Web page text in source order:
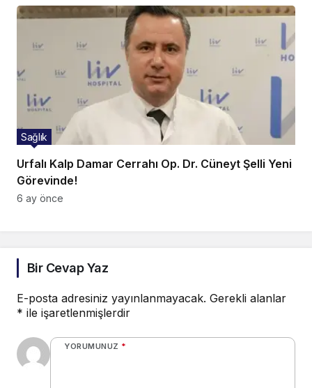
Urfalı Kalp Damar Cerrahı Op. Dr. Cüneyt Şelli Yeni
Görevinde!
Sağlık
6 ay önce
Bir Cevap Yaz
E-posta adresiniz yayınlanmayacak. Gerekli alanlar
* ile işaretlenmişlerdir
YORUMUNUZ *